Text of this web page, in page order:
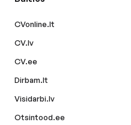
CVonline.lt
CV.lv
CV.ee
Dirbam.lt
Visidarbi.lv
Otsintood.ee